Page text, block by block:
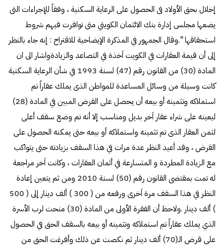
إخلال بحق الأولاد فى الحصول على الرعاية السكنية ، وفقاً للإجراءات التى
يضعها مجلس إدارة بنك الائتمان الكويتي متى توافرت فيهم شروط
استحقاقها ".وقال الجمهور في المذكرة الإيضاحية للاقتراح : إنه جاء بالنظر
إلى أن قيمة العقارات في الكويت اَخذة في التصاعد والزيادةواشار الى ان
المادة (30) من القانون رقم (47) لسنة 1993 في شأن الرعاية السكنية
كانت وسيلة من وسائل المساعدة للمواطن الذى يملك عقاراً تم
استملاكه وتثمينه أو بيعه أن يحصل على القرض المبين في المادة (28)
ليعينه على شراء عقار اَخر بديل ومناسب إلا أنه تم وضع سقف أعلى
لثمن العقار الذى تم تثمينه واستملاكه أو بيعه حتى يمكنه الحصول على
القرض ، وقد أعيد النظر عدة مرات في هذا السقف بزيادته حتى يتواكب
مع الزيادة المطردة و المتسارعة في أثمان العقارات ، وكانت اَخر مراجعة
له تمت بمقتضى القانون رقم (50) لسنة 2010 ومن ثم يتعين إعادة
النظر في هذا السقف مرة اَخرى ورفعه من ( 300 ) ألف دينار إلى ( 500
) ألف دينار .ولاحظ أن الفقرة الأولى من المادة (30) منحت لرب الأسرة
الذي يملك عقاراً تم استملاكه وتثمينه أو بيعه بالسقف الحق في الحصول
على قرض الـ(70) ألف دينار ثم نكصت عن ذلك وأفرغت الحق من